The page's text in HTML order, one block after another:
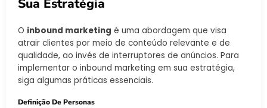
Sua Estratégia
O inbound marketing é uma abordagem que visa
atrair clientes por meio de conteúdo relevante e de
qualidade, ao invés de interruptores de anúncios. Para
implementar o inbound marketing em sua estratégia,
siga algumas práticas essenciais.
Definição De Personas